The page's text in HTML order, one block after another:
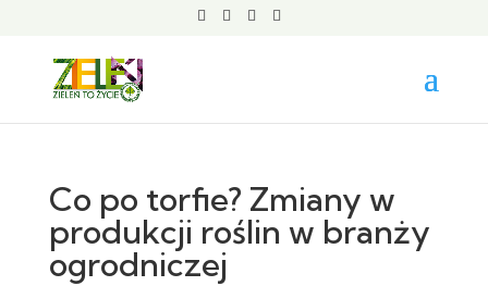
Co po torfie? Zmiany w
produkcji roślin w branży
ogrodniczej